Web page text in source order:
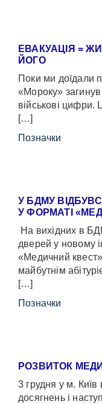
ЕВАКУАЦІЯ =
ЙОГО
Поки ми доїдали
«Мороку»
військові
[…]
Позначки
У БДМУ
У ФОРМАТІ
На вихідних в
дверей у новому
«Медичний
майбутнім
[…]
Позначки
РОЗВИТОК
3 грудня у м.
досягнень і